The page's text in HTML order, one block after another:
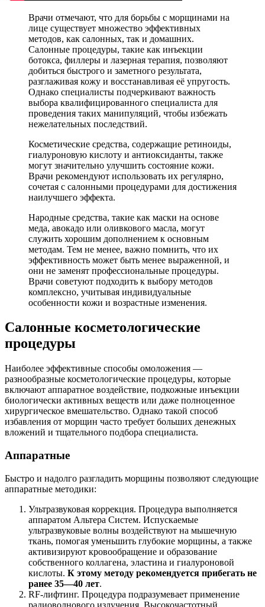
Врачи отмечают, что для борьбы с морщинами на
лице существует множество эффективных
методов, как салонных, так и домашних.
Салонные процедуры, такие как инъекции
ботокса, филлеры и лазерная терапия, позволяют
добиться быстрого и заметного результата,
разглаживая кожу и восстанавливая её упругость.
Однако специалисты подчеркивают важность
выбора квалифицированного специалиста для
проведения таких манипуляций, чтобы избежать
нежелательных последствий.
Косметические средства, содержащие ретиноиды,
гиалуроновую кислоту и антиоксиданты, также
могут значительно улучшить состояние кожи.
Врачи рекомендуют использовать их регулярно,
сочетая с салонными процедурами для достижения
наилучшего эффекта.
Народные средства, такие как маски на основе
меда, авокадо или оливкового масла, могут
служить хорошим дополнением к основным
методам. Тем не менее, важно помнить, что их
эффективность может быть менее выраженной, и
они не заменят профессиональные процедуры.
Врачи советуют подходить к выбору методов
комплексно, учитывая индивидуальные
особенности кожи и возрастные изменения.
Салонные косметологические
процедуры
Наиболее эффективные способы омоложения —
разнообразные косметологические процедуры, которые
включают аппаратное воздействие, подкожные инъекции
биологически активных веществ или даже полноценное
хирургическое вмешательство. Однако такой способ
избавления от морщин часто требует больших денежных
вложений и тщательного подбора специалиста.
Аппаратные
Быстро и надолго разгладить морщины позволяют следующие
аппаратные методики:
Ультразвуковая коррекция. Процедура выполняется
аппаратом Альтера Систем. Испускаемые
ультразвуковые волны воздействуют на мышечную
ткань, помогая уменьшить глубокие морщины, а также
активизируют кровообращение и образование
собственного коллагена, эластина и гиалуроновой
кислоты. К этому методу рекомендуется прибегать не
ранее 35—40 лет.
RF-лифтинг. Процедура подразумевает применение
радиоволнового излучения. Высокочастотный